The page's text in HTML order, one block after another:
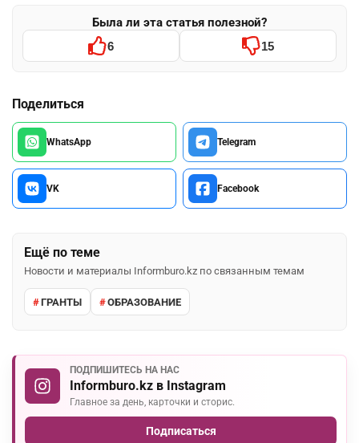
Была ли эта статья полезной?
6 15
Поделиться
WhatsApp Telegram
VK Facebook
Ещё по теме
Новости и материалы Informburo.kz по связанным темам
ГРАНТЫ ОБРАЗОВАНИЕ
ПОДПИШИТЕСЬ НА НАС
Informburo.kz в Instagram
Главное за день, карточки и сторис.
Подписаться